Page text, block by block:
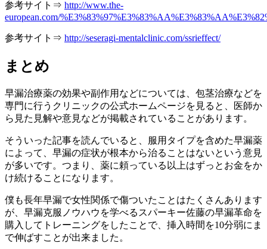
参考サイト⇒ http://www.the-
european.com/
参考サイト⇒ http://seseragi-mentalclinic.com/ssrieffect/
まとめ
早漏治療薬の効果や副作用などについては、包茎治療などを
専門に行うクリニックの公式ホームページを見ると、医師か
ら見た見解や意見などが掲載されていることがあります。
そういった記事を読んでいると、服用タイプを含めた早漏薬
によって、早漏の症状が根本から治ることはないという意見
が多いです。つまり、薬に頼っている以上はずっとお金をか
け続けることになります。
僕も長年早漏で女性関係で傷ついたことはたくさんあります
が、早漏克服ノウハウを学べる スパーキー佐藤の早漏革命を
購入してトレーニングをしたことで、挿入時間を10分弱にま
で伸ばすことが出来ました。